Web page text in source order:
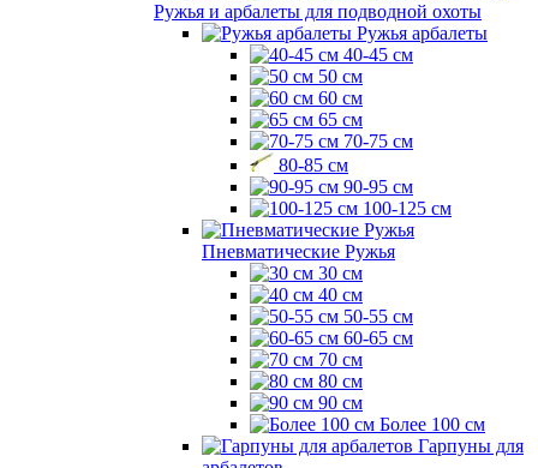
Ружья и арбалеты для подводной охоты
Ружья арбалеты
40-45 см
50 см
60 см
65 см
70-75 см
80-85 см
90-95 см
100-125 см
Пневматические Ружья
30 см
40 см
50-55 см
60-65 см
70 см
80 см
90 см
Более 100 см
Гарпуны для